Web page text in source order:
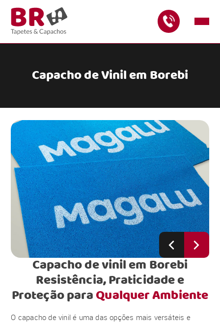
Capacho de Vinil em Borebi
Capacho de vinil em Borebi
Resistência, Praticidade e
Proteção paraQualquer Ambiente
O capacho de vinil é uma das opções mais versáteis e